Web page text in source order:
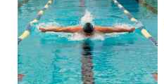
אבל אנחנו לא